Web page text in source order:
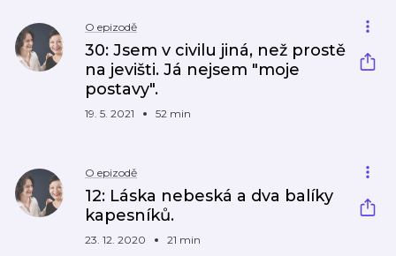
O epizodě
30: Jsem v civilu jiná, než prostě
na jevišti. Já nejsem "moje
postavy".
19. 5. 2021 52 min
O epizodě
12: Láska nebeská a dva balíky
kapesníků.
23. 12. 2020 21 min